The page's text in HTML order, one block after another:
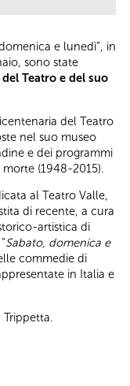
e lunedì”, in
sono state
Teatro e del suo
del Teatro
nel suo museo
e dei programmi
(1948-2015).
al Teatro Valle,
di recente, a cura
artistica di
Sabato, domenica e
commedie di
in Italia e
Trippetta.